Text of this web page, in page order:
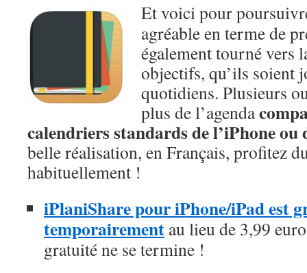
Et voici pour
agréable en terme de
également tourné vers
objectifs, qu’ils soient
quotidiens. Plusieurs
plus de l’agenda
calendriers standards de l’iPhone ou
belle réalisation, en Français, profitez
habituellement !
iPlaniShare pour iPhone/iPad est
temporairement au lieu de 3,99
gratuité ne se termine !